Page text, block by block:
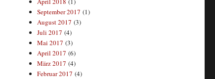
September 2017 (1)
August 2017 (3)
Juli 2017 (4)
Mai 2017 (3)
April 2017 (6)
März 2017 (4)
Februar 2017 (4)